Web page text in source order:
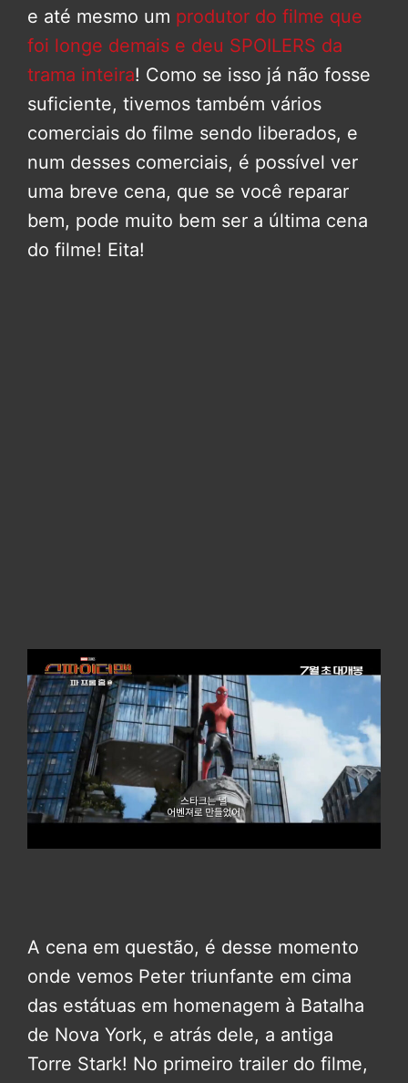
e até mesmo um produtor do filme que
foi longe demais e deu SPOILERS da
trama inteira! Como se isso já não fosse
suficiente, tivemos também vários
comerciais do filme sendo liberados, e
num desses comerciais, é possível ver
uma breve cena, que se você reparar
bem, pode muito bem ser a última cena
do filme! Eita!
A cena em questão, é desse momento
onde vemos Peter triunfante em cima
das estátuas em homenagem à Batalha
de Nova York, e atrás dele, a antiga
Torre Stark! No primeiro trailer do filme,